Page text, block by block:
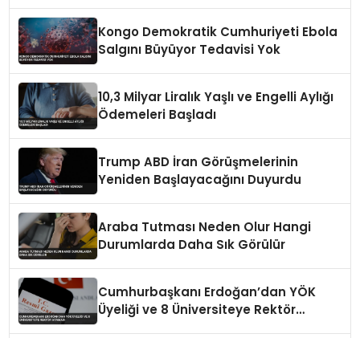
Kongo Demokratik Cumhuriyeti Ebola
Salgını Büyüyor Tedavisi Yok
10,3 Milyar Liralık Yaşlı ve Engelli Aylığı
Ödemeleri Başladı
Trump ABD İran Görüşmelerinin
Yeniden Başlayacağını Duyurdu
Araba Tutması Neden Olur Hangi
Durumlarda Daha Sık Görülür
Cumhurbaşkanı Erdoğan’dan YÖK
Üyeliği ve 8 Üniversiteye Rektör